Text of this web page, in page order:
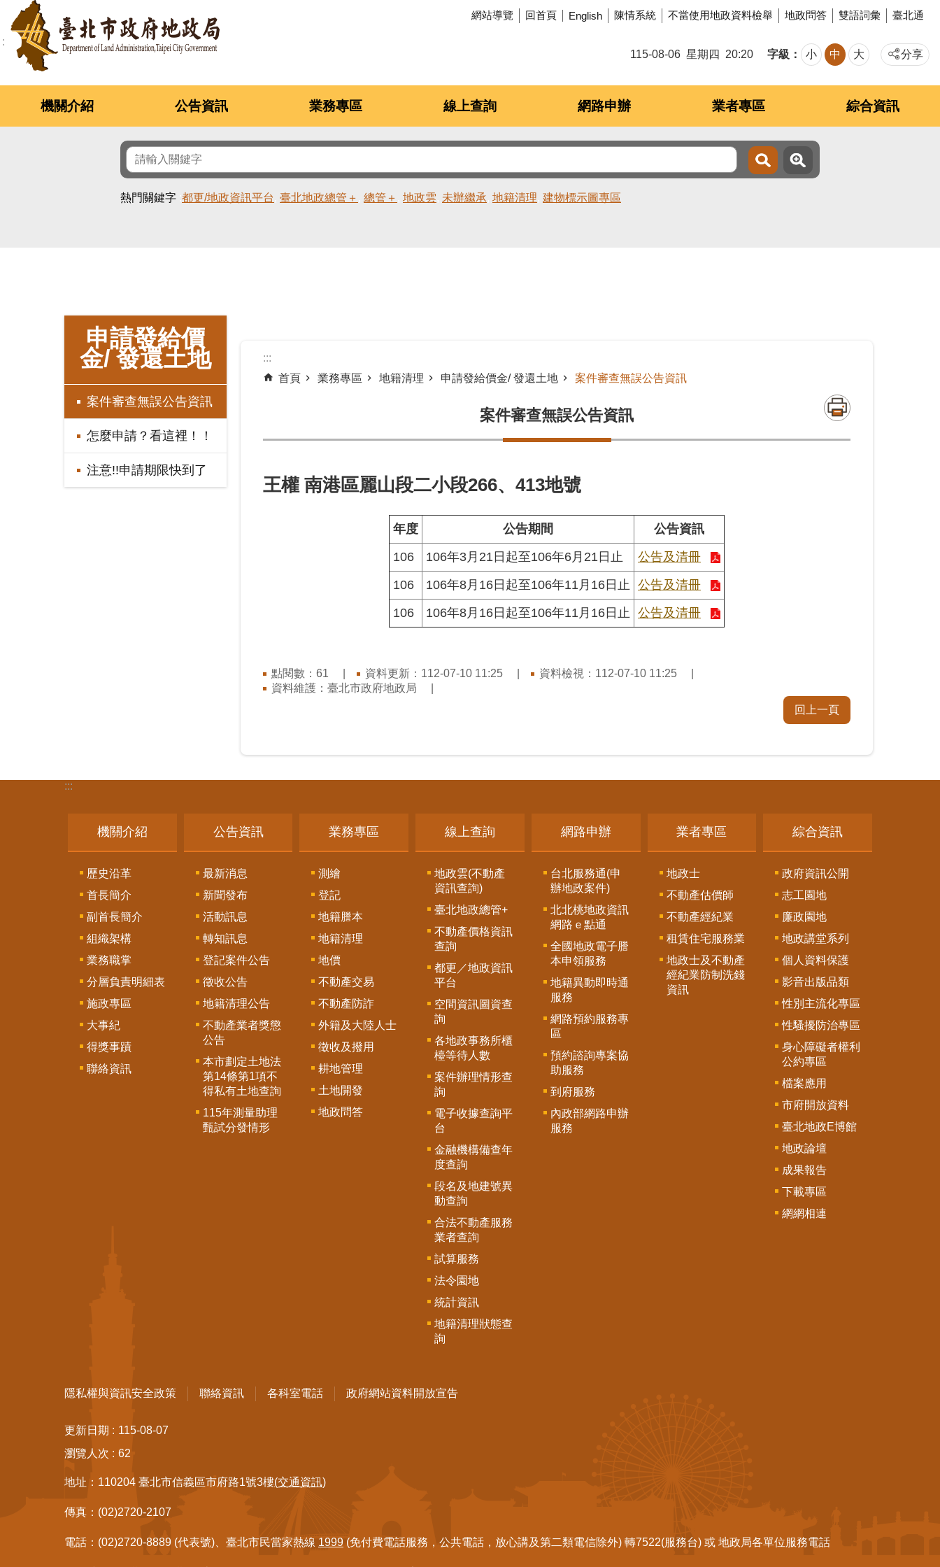
跳到主要內容區塊 網站導覽 回首頁 English 陳情系統 不當使用地政資料檢舉 地政問答 雙語詞彙 臺北通
115-08-06 星期四 20:20 字級 小 中 大 分享
機關介紹 公告資訊 業務專區 線上查詢 網路申辦 業者專區 綜合資訊
熱門關鍵字 都更/地政資訊平台 臺北地政總管＋ 總管＋ 地政雲 未辦繼承 地籍清理 建物標示圖專區
申請發給價
金/ 發還土地
案件審查無誤公告資訊
怎麼申請？看這裡！！
注意!!申請期限快到了
:::
首頁
業務專區 地籍清理 申請發給價金/ 發還土地 案件審查無誤公告資訊
案件審查無誤公告資訊
王權 南港區麗山段二小段266、413地號
年度 公告期間
公告資訊
106
106年3月21日起至106年6月21日止
公告及清冊
106
106年8月16日起至106年11月16日止
公告及清冊
106
106年8月16日起至106年11月16日止 公告及清冊
點閱數： 61 資料更新：112-07-10 11:25
資料檢視：112-07-10 11:25
資料維護：臺北市政府地政局
回上一頁
:::
機關介紹
歷史沿革
首長簡介
副首長簡介
組織架構
業務職掌
分層負責明細表
施政專區
大事紀
得獎事蹟
聯絡資訊
公告資訊
最新消息
新聞發布
活動訊息
轉知訊息
登記案件公告
徵收公告
地籍清理公告
不動產業者獎懲
公告
本市劃定土地法
第14條第1項不
得私有土地查詢
115年測量助理
甄試分發情形
業務專區
測繪
登記
地籍謄本
地籍清理
地價
不動產交易
不動產防詐
外籍及大陸人士
徵收及撥用
耕地管理
土地開發
地政問答
線上查詢
地政雲(不動產
資訊查詢)
臺北地政總管+
不動產價格資訊
查詢
都更／地政資訊
平台
空間資訊圖資查
詢
各地政事務所櫃
檯等待人數
案件辦理情形查
詢
電子收據查詢平
台
金融機構備查年
度查詢
段名及地建號異
動查詢
合法不動產服務
業者查詢
試算服務
法令園地
統計資訊
地籍清理狀態查
詢
網路申辦
台北服務通(申
辦地政案件)
北北桃地政資訊
網路ｅ點通
全國地政電子謄
本申領服務
地籍異動即時通
服務
網路預約服務專
區
預約諮詢專案協
助服務
到府服務
內政部網路申辦
服務
業者專區
地政士
不動產估價師
不動產經紀業
租賃住宅服務業
地政士及不動產
經紀業防制洗錢
資訊
綜合資訊
政府資訊公開
志工園地
廉政園地
地政講堂系列
個人資料保護
影音出版品類
性別主流化專區
性騷擾防治專區
身心障礙者權利
公約專區
檔案應用
市府開放資料
臺北地政E博館
地政論壇
成果報告
下載專區
網網相連
隱私權與資訊安全政策 聯絡資訊 各科室電話 政府網站資料開放宣告
更新日期
115-08-07
瀏覽人次
62
地址：110204 臺北市信義區市府路1號3樓(交通資訊)
傳真：(02)2720-2107
電話：(02)2720-8889 (代表號)、臺北市民當家熱線 1999 (免付費電話服務，公共電話，放心講及第二類電信除外) 轉7522(服務台) 或 地政局各單位服務電話